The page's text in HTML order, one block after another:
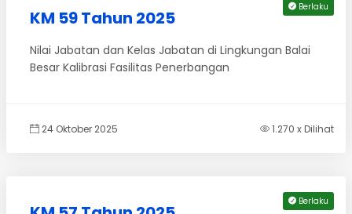
Berlaku
KM 59 Tahun 2025
Nilai Jabatan dan Kelas Jabatan di Lingkungan Balai
Besar Kalibrasi Fasilitas Penerbangan
24 Oktober 2025 1.270 x Dilihat
Berlaku